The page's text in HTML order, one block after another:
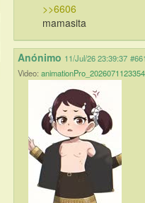
>>6606
mamasita
Anónimo 11/Jul/26 23:39:37
Video: